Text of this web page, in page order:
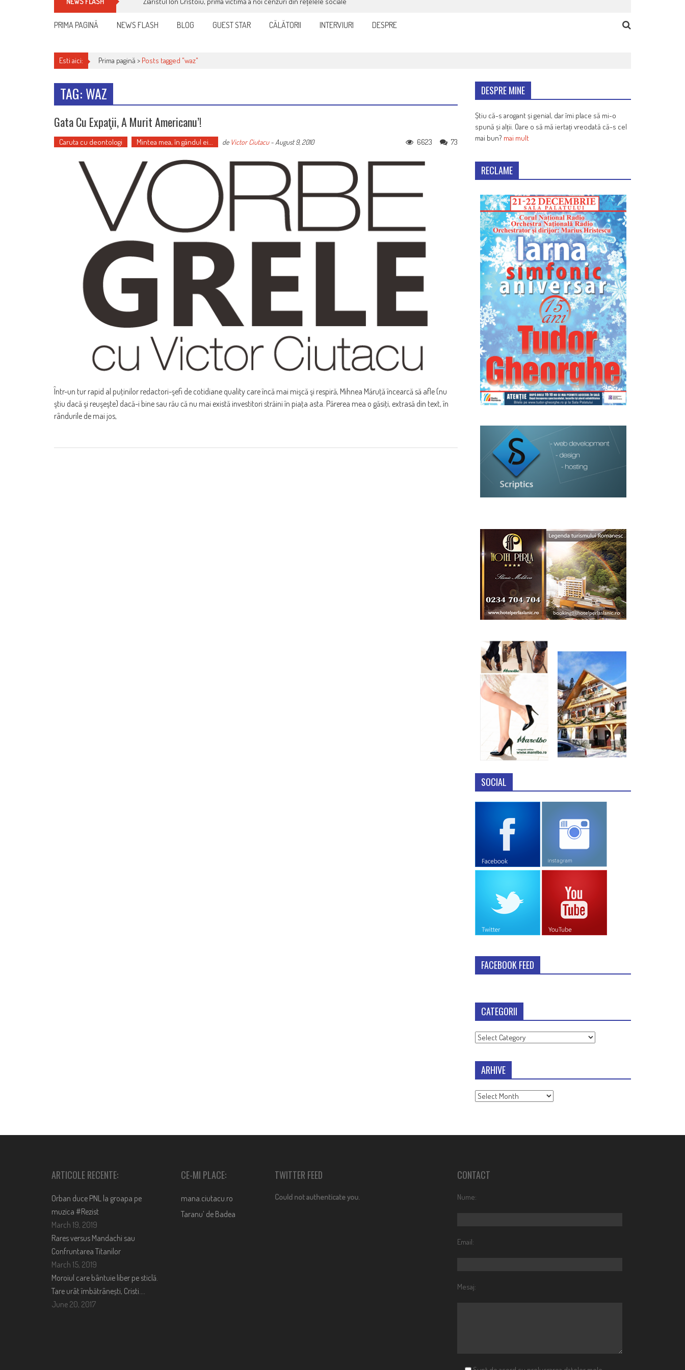
PRIMA PAGINĂ NEWS FLASH BLOG GUEST STAR CĂLĂTORII INTERVIURI DESPRE
Esti aici: Prima pagină > Posts tagged "waz"
TAG: WAZ
Gata Cu Expaţii, A Murit Americanu’!
Caruta cu deontologi Mintea mea, în gândul ei... de Victor Ciutacu- August 9, 2010 73
6623
Într-un tur rapid al puţinilor redactori-şefi de cotidiane quality care încă mai mişcă şi respiră, Mihnea Măruţă încearcă să afle (nu
ştiu dacă şi reuşeşte) dacă-i bine sau rău că nu mai există investitori străini în piaţa asta. Părerea mea o găsiţi, extrasă din text, în
rândurile de mai jos,
DESPRE MINE
Știu că-s arogant și genial, dar îmi place să mi-o
spună și alții. Oare o să mă iertați vreodată că-s cel
mai bun? mai mult
RECLAME
SOCIAL
FACEBOOK FEED
CATEGORII
Categorii
ARHIVE
Arhive
ARTICOLE RECENTE:
Orban duce PNL la groapa pe
muzica #Rezist
March 19, 2019
Rares versus Mandachi sau
Confruntarea Titanilor
March 15, 2019
Moroiul care bântuie liber pe sticlă.
Tare urât îmbătrânești, Cristi….
June 20, 2017
CE-MI PLACE:
mana.ciutacu.ro
Taranu’ de Badea
TWITTER FEED
Could not authenticate you.
CONTACT
Nume:
Email:
Mesaj: